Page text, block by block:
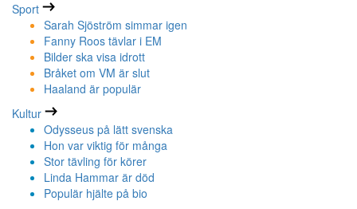
Sport
Sarah Sjöström simmar igen
Fanny Roos tävlar i EM
Bilder ska visa idrott
Bråket om VM är slut
Haaland är populär
Kultur
Odysseus på lätt svenska
Hon var viktig för många
Stor tävling för körer
Linda Hammar är död
Populär hjälte på bio